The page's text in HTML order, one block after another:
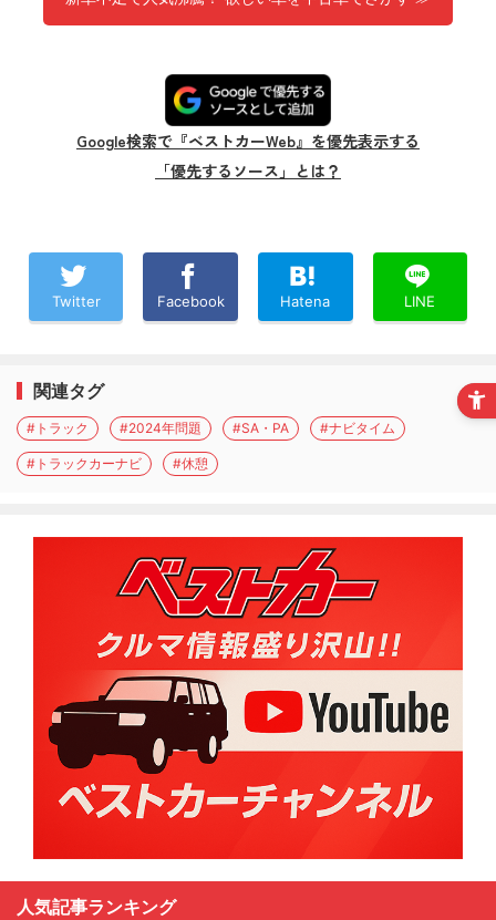
Google検索で『ベストカーWeb』を優先表示する
「優先するソース」とは？
Twitter Facebook Hatena LINE
関連タグ
#トラック #2024年問題 #SA・PA #ナビタイム
#トラックカーナビ #休憩
人気記事ランキング